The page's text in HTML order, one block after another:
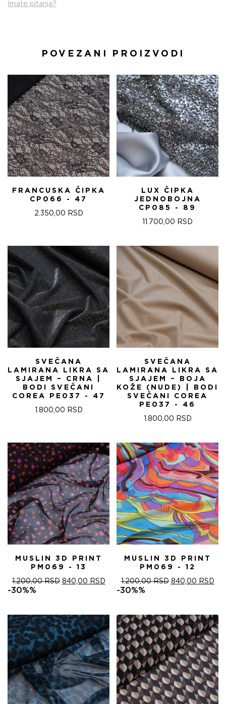
Imate pitanja?
POVEZANI PROIZVODI
FRANCUSKA ČIPKA
CP066 - 47
2.350,00 RSD
LUX ČIPKA
JEDNOBOJNA
CP085 - 89
11.700,00 RSD
SVEČANA
LAMIRANA LIKRA SA
SJAJEM – CRNA |
BODI SVEČANI
COREA PE037 - 47
1.800,00 RSD
SVEČANA
LAMIRANA LIKRA SA
SJAJEM – BOJA
KOŽE (NUDE) | BODI
SVEČANI COREA
PE037 - 46
1.800,00 RSD
MUSLIN 3D PRINT
PM069 - 13
1.200,00RSD ОРИГИНАЛНА
1.200,00 RSD.
840,00 RSDТРЕНУТНА
ЦЕНА
-30%%
MUSLIN 3D PRINT
PM069 - 12
1.200,00RSD ОРИГИНАЛНА
1.200,00 RSD.
840,00 RSD
-30%%